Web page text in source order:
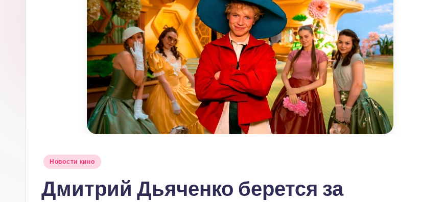
Опубликовано
Новости кино
Дмитрий Дьяченко берется за